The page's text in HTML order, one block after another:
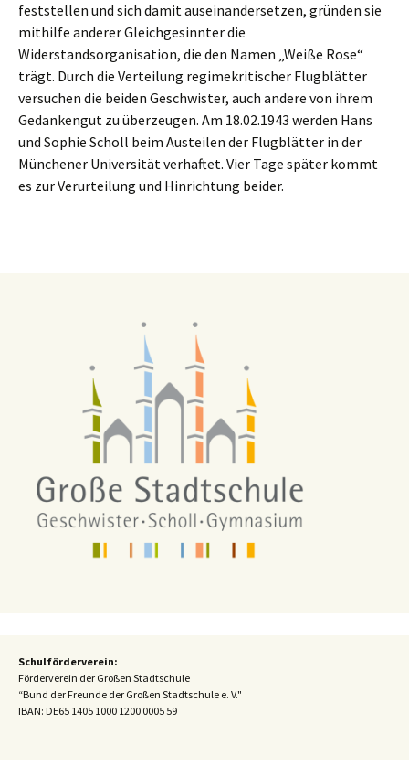
feststellen und sich damit auseinandersetzen, gründen sie
mithilfe anderer Gleichgesinnter die
Widerstandsorganisation, die den Namen „Weiße Rose“
trägt. Durch die Verteilung regimekritischer Flugblätter
versuchen die beiden Geschwister, auch andere von ihrem
Gedankengut zu überzeugen. Am 18.02.1943 werden Hans
und Sophie Scholl beim Austeilen der Flugblätter in der
Münchener Universität verhaftet. Vier Tage später kommt
es zur Verurteilung und Hinrichtung beider.
Schulförderverein:
Förderverein der Großen Stadtschule
“Bund der Freunde der Großen Stadtschule e. V."
IBAN: DE65 1405 1000 1200 0005 59